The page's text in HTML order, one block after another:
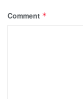
Comment *